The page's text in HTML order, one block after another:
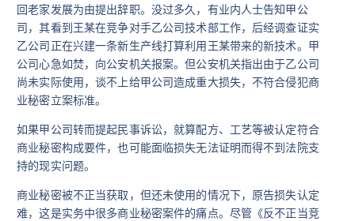
回老家发展为由提出辞职。没过多久，有业内人士告知甲公
司，其看到王某在竞争对手乙公司技术部工作，后经调查证实
乙公司正在兴建一条新生产线打算利用王某带来的新技术。甲
公司心急如焚，向公安机关报案。但公安机关指出由于乙公司
尚未实际使用，谈不上给甲公司造成重大损失，不符合侵犯商
业秘密立案标准。
如果甲公司转而提起民事诉讼，就算配方、工艺等被认定符合
商业秘密构成要件，也可能面临损失无法证明而得不到法院支
持的现实问题。
商业秘密被不正当获取，但还未使用的情况下，原告损失认定
难，这是实务中很多商业秘密案件的痛点。尽管《反不正当竞